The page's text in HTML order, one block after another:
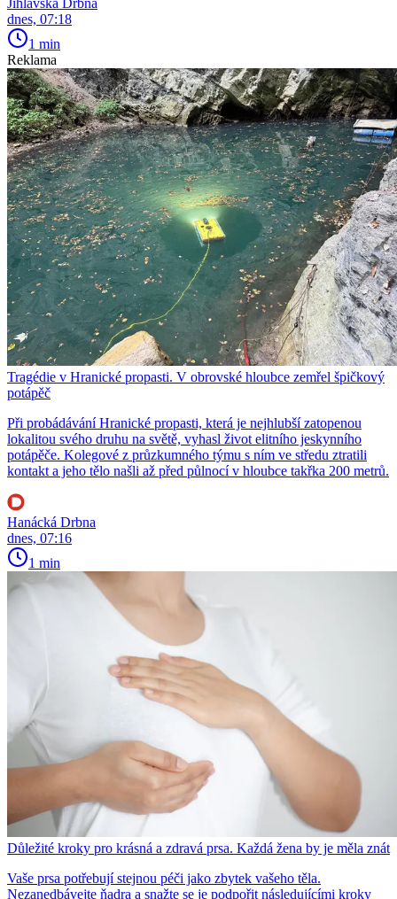
Jihlavská Drbna
dnes, 07:18
1 min
Reklama
Tragédie v Hranické propasti. V obrovské hloubce zemřel špičkový
potápěč
Při probádávání Hranické propasti, která je nejhlubší zatopenou
lokalitou svého druhu na světě, vyhasl život elitního jeskynního
potápěče. Kolegové z průzkumného týmu s ním ve středu ztratili
kontakt a jeho tělo našli až před půlnocí v hloubce takřka 200 metrů.
Hanácká Drbna
dnes, 07:16
1 min
Důležité kroky pro krásná a zdravá prsa. Každá žena by je měla znát
Vaše prsa potřebují stejnou péči jako zbytek vašeho těla.
Nezanedbávejte ňadra a snažte se je podpořit následujícími kroky